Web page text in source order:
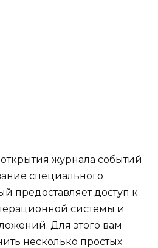
журнала событий
специального
предоставляет доступ к
системы и
Для этого вам
несколько простых